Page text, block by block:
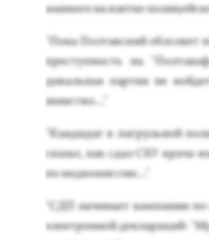
ман­но­го на взят­ке
"По­ка Пол­тав­ский об­лсо­вет
прес­тупность на
дикаль­ная пар­тия не
шинс­тво…"
"Кан­ди­дат в пат­руль­ной
ска­зал, как сдал СБУ вра­ча-
по мед­ко­мис­сии…"
"СДП на­чина­ет кам­па­нию по
элек­трон­ной дек­ла­раций: